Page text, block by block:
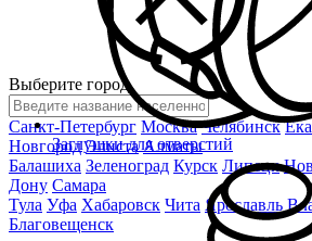
Заглушки для отверстий
Выберите город
Санкт-Петербург Москва Челябинск
Новгород Элиста Алматы
Балашиха Зеленоград Курск Липецк
Дону Самара
Тула Уфа Хабаровск Чита Ярославль
Благовещенск